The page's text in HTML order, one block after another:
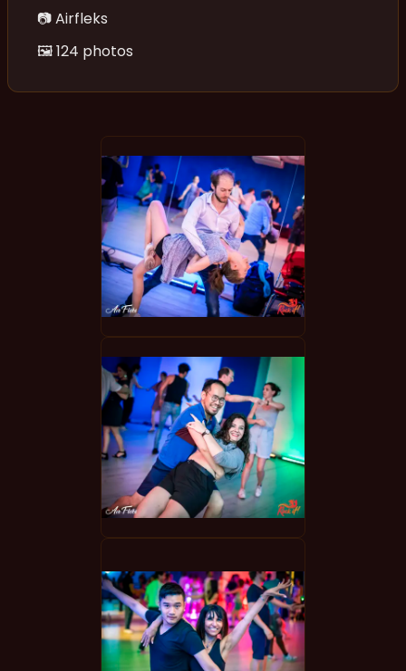
📷Airfleks
🖼️124 photos